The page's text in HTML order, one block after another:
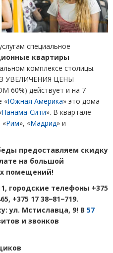
специальное
квартиры
комплексе столицы.
УВЕЛИЧЕНИЯ ЦЕНЫ
действует и на 7
«Южная Америка» это дома
Панама-Сити». В квартале
«Рим», «Мадрид» и
предоставляем скидку
на большой
помещений!
городские телефоны +375
+375 17 38−81−719.
ул. Мстиславца, 9! В 57
и звонков